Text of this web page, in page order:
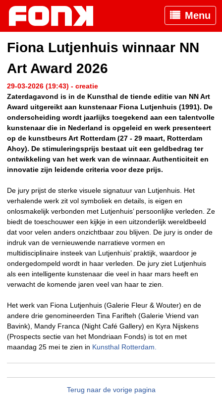
Menu
Fiona Lutjenhuis winnaar NN
Art Award 2026
29-03-2026 (19:43) - creatie
Zaterdagavond is in de Kunsthal de tiende editie van NN Art
Award uitgereikt aan kunstenaar Fiona Lutjenhuis (1991). De
onderscheiding wordt jaarlijks toegekend aan een talentvolle
kunstenaar die in Nederland is opgeleid en werk presenteert
op de kunstbeurs Art Rotterdam (27 - 29 maart, Rotterdam
Ahoy). De stimuleringsprijs bestaat uit een geldbedrag ter
ontwikkeling van het werk van de winnaar. Authenticiteit en
innovatie zijn leidende criteria voor deze prijs.
De jury prijst de sterke visuele signatuur van Lutjenhuis. Het
verhalende werk zit vol symboliek en details, is eigen en
onlosmakelijk verbonden met Lutjenhuis’ persoonlijke verleden. Ze
biedt de toeschouwer een kijkje in een uitzonderlijk wereldbeeld
dat voor velen anders onzichtbaar zou blijven. De jury is onder de
indruk van de vernieuwende narratieve vormen en
multidisciplinaire insteek van Lutjenhuis’ praktijk, waardoor je
ondergedompeld wordt in haar verleden. De jury ziet Lutjenhuis
als een intelligente kunstenaar die veel in haar mars heeft en
verwacht de komende jaren veel van haar te zien.
Het werk van Fiona Lutjenhuis (Galerie Fleur & Wouter) en de
andere drie genomineerden Tina Farifteh (Galerie Vriend van
Bavink), Mandy Franca (Night Café Gallery) en Kyra Nijskens
(Prospects sectie van het Mondriaan Fonds) is tot en met
maandag 25 mei te zien in Kunsthal Rotterdam.
Terug naar de vorige pagina